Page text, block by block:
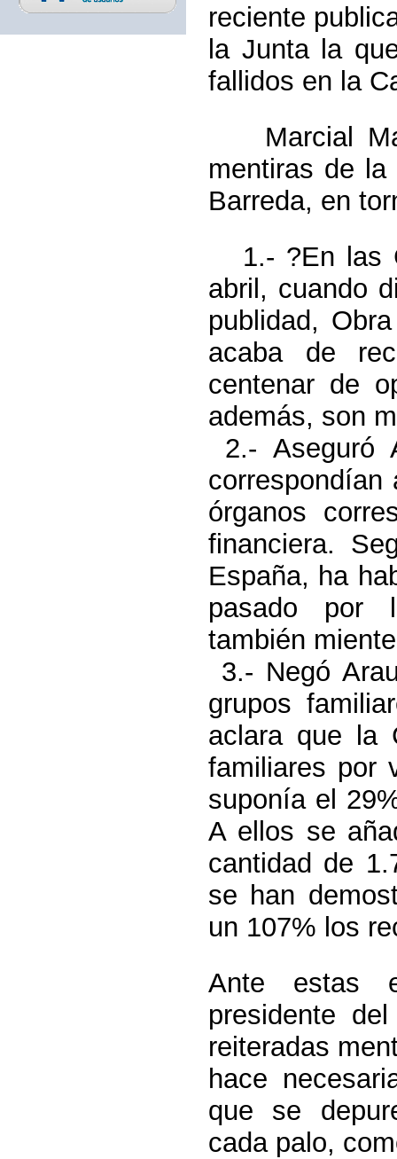
reciente
la Junta la
fallidos en la
Marcial
mentiras de
Barreda, en
1.- ?En las
abril, cuando
publidad,
acaba de
centenar de
además, son
2.- Aseguró
órganos
financiera.
España, ha
pasado por
también
3.- Negó
grupos
aclara que la
familiares por
suponía el
A ellos se
cantidad de
se han
un 107% los
Ante estas
presidente
reiteradas
hace
que se
cada palo,